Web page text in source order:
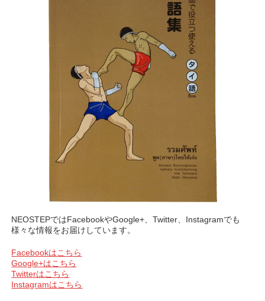
NEOSTEPではFacebookやGoogle+、Twitter、Instagramでも
様々な情報をお届けしています。
Facebookはこちら
Google+はこちら
Twitterはこちら
Instagramはこちら